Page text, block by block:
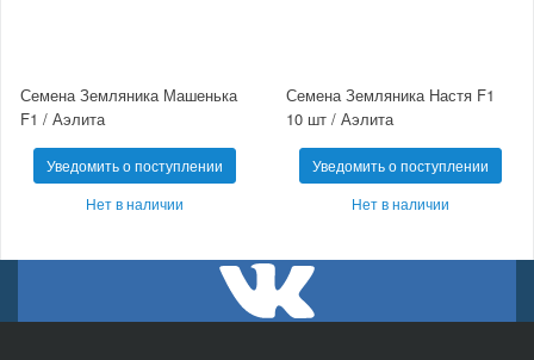
Семена Земляника Машенька
F1 / Аэлита
Уведомить о поступлении
Нет в наличии
Семена Земляника Настя F1
10 шт / Аэлита
Уведомить о поступлении
Нет в наличии